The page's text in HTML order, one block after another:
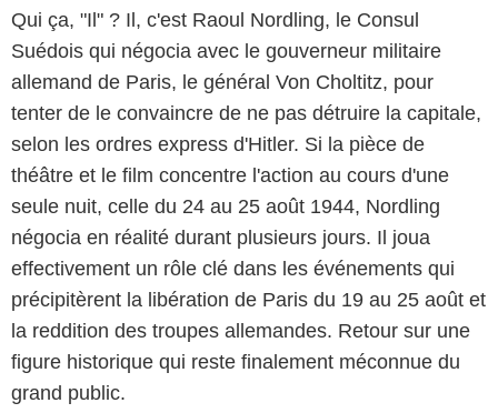
Qui ça, "Il" ? Il, c'est Raoul Nordling, le Consul
Suédois qui négocia avec le gouverneur militaire
allemand de Paris, le général Von Choltitz, pour
tenter de le convaincre de ne pas détruire la capitale,
selon les ordres express d'Hitler. Si la pièce de
théâtre et le film concentre l'action au cours d'une
seule nuit, celle du 24 au 25 août 1944, Nordling
négocia en réalité durant plusieurs jours. Il joua
effectivement un rôle clé dans les événements qui
précipitèrent la libération de Paris du 19 au 25 août et
la reddition des troupes allemandes. Retour sur une
figure historique qui reste finalement méconnue du
grand public.